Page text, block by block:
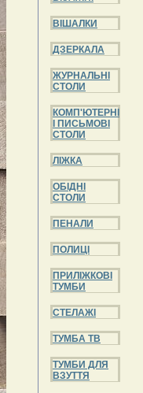
ВІШАЛКИ
ДЗЕРКАЛА
ЖУРНАЛЬНІ
СТОЛИ
КОМП'ЮТЕРНІ
І ПИСЬМОВІ
СТОЛИ
ЛІЖКА
ОБІДНІ
СТОЛИ
ПЕНАЛИ
ПОЛИЦІ
ПРИЛІЖКОВІ
ТУМБИ
СТЕЛАЖІ
ТУМБА ТВ
ТУМБИ ДЛЯ
ВЗУТТЯ